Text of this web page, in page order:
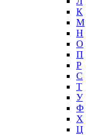
К
М
Н
О
П
Р
С
Т
У
Ф
Х
Ц